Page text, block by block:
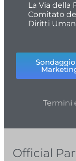
La Via della
Comitato
Diritti
Termini
Official